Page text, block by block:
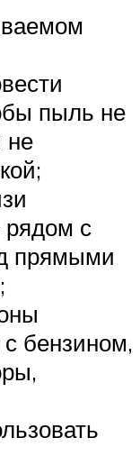
пыль не
не
рядом с
прямыми
бензином,